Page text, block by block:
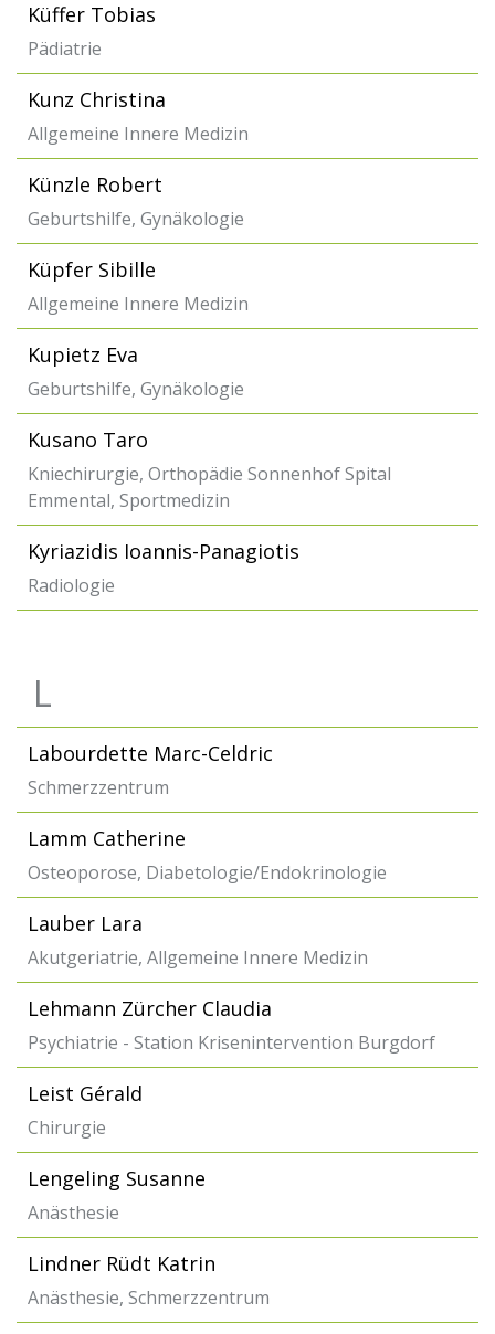
Küffer Tobias
Pädiatrie
Kunz Christina
Allgemeine Innere Medizin
Künzle Robert
Geburtshilfe, Gynäkologie
Küpfer Sibille
Allgemeine Innere Medizin
Kupietz Eva
Geburtshilfe, Gynäkologie
Kusano Taro
Kniechirurgie, Orthopädie Sonnenhof Spital
Emmental, Sportmedizin
Kyriazidis Ioannis-Panagiotis
Radiologie
L
Labourdette Marc-Celdric
Schmerzzentrum
Lamm Catherine
Osteoporose, Diabetologie/Endokrinologie
Lauber Lara
Akutgeriatrie, Allgemeine Innere Medizin
Lehmann Zürcher Claudia
Psychiatrie - Station Krisenintervention Burgdorf
Leist Gérald
Chirurgie
Lengeling Susanne
Anästhesie
Lindner Rüdt Katrin
Anästhesie, Schmerzzentrum